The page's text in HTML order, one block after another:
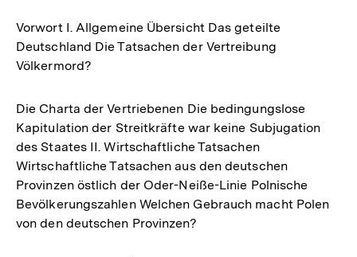
Vorwort I. Allgemeine Übersicht Das geteilte
Deutschland Die Tatsachen der Vertreibung
Völkermord?
Die Charta der Vertriebenen Die bedingungslose
Kapitulation der Streitkräfte war keine Subjugation
des Staates II. Wirtschaftliche Tatsachen
Wirtschaftliche Tatsachen aus den deutschen
Provinzen östlich der Oder-Neiße-Linie Polnische
Bevölkerungszahlen Welchen Gebrauch macht Polen
von den deutschen Provinzen?